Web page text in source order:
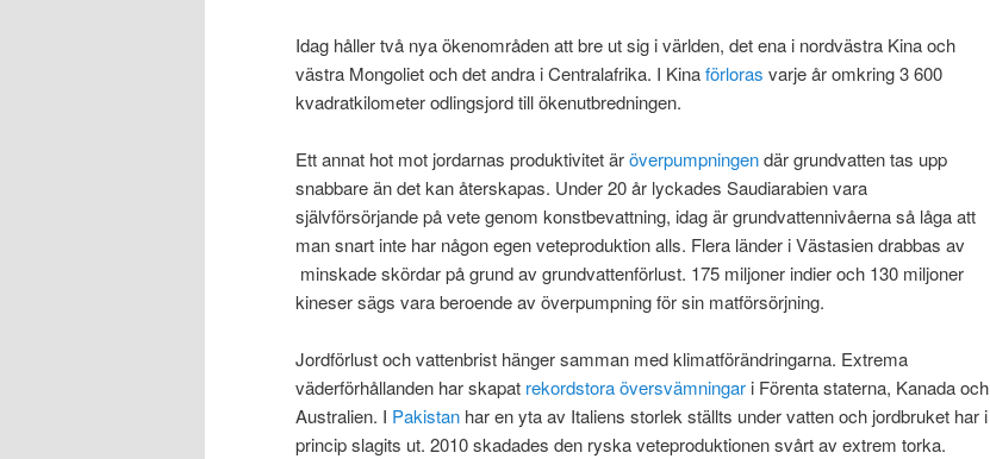
Idag håller två nya ökenområden att bre ut sig i världen, det ena i nordvästra Kina och
västra Mongoliet och det andra i Centralafrika. I Kinaförloras varje år omkring 3 600
kvadratkilometer odlingsjord till ökenutbredningen.
Ett annat hot mot jordarnas produktivitet äröverpumpningendär grundvatten tas upp
snabbare än det kan återskapas. Under 20 år lyckades Saudiarabien vara
självförsörjande på vete genom konstbevattning, idag är grundvattennivåerna så låga att
man snart inte har någon egen veteproduktion alls. Flera länder i Västasien drabbas av
minskade skördar på grund av grundvattenförlust. 175 miljoner indier och 130 miljoner
kineser sägs vara beroende av överpumpning för sin matförsörjning.
Jordförlust och vattenbrist hänger samman med klimatförändringarna. Extrema
väderförhållanden har skapat rekordstora översvämningar i Förenta staterna, Kanada och
Australien. I Pakistan har en yta av Italiens storlek ställts under vatten och jordbruket har i
princip slagits ut. 2010 skadades den ryska veteproduktionen svårt av extrem torka.